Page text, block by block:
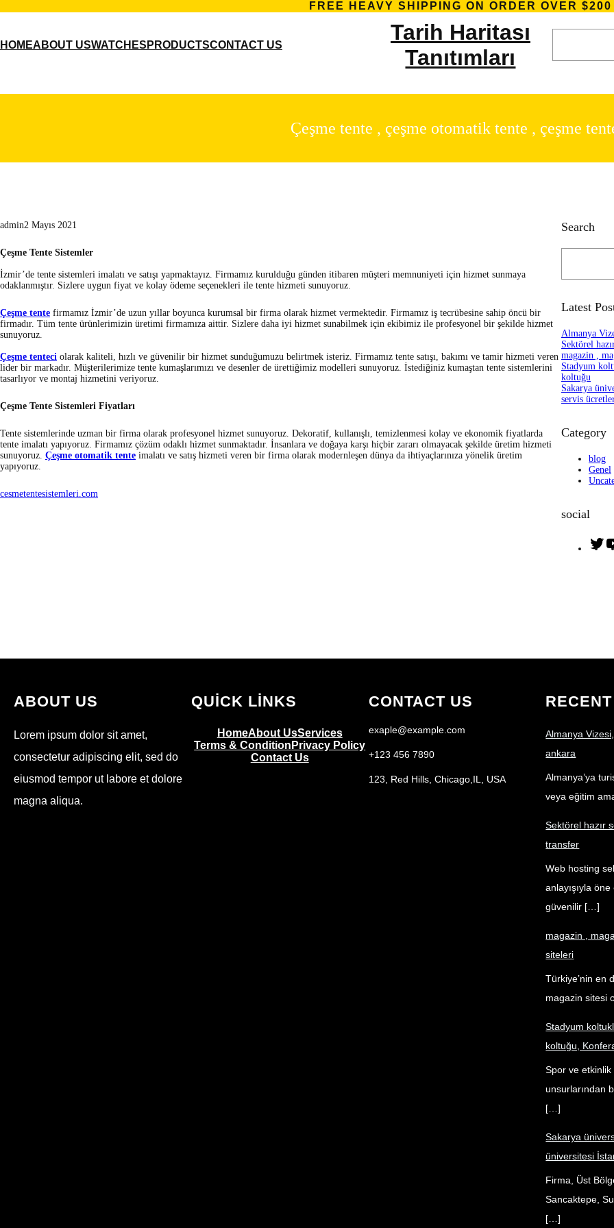
geç
FREE HEAVY SHIPPING ON ORDER OVER $200
HOMEABOUT USWATCHES PRODUCTSCONTACT US
Tarih Haritası
Tanıtımları
Çeşme tente , çeşme otomatik tente , çeşme
admin2 Mayıs 2021
Çeşme Tente Sistemler
İzmir’de tente sistemleri imalatı ve satışı yapmaktayız. Firmamız kurulduğu günden itibaren müşteri memnuniyeti için hizmet sunmaya
odaklanmıştır. Sizlere uygun fiyat ve kolay ödeme seçenekleri ile tente hizmeti sunuyoruz.
Çeşme tente firmamız İzmir’de uzun yıllar boyunca kurumsal bir firma olarak hizmet vermektedir. Firmamız iş tecrübesine sahip öncü bir
firmadır. Tüm tente ürünlerimizin üretimi firmamıza aittir. Sizlere daha iyi hizmet sunabilmek için ekibimiz ile profesyonel bir şekilde hizmet
sunuyoruz.
Çeşme tenteci olarak kaliteli, hızlı ve güvenilir bir hizmet sunduğumuzu belirtmek isteriz. Firmamız tente satışı, bakımı ve tamir hizmeti veren
lider bir markadır. Müşterilerimize tente kumaşlarımızı ve desenler de ürettiğimiz modelleri sunuyoruz. İstediğiniz kumaştan tente sistemlerini
tasarlıyor ve montaj hizmetini veriyoruz.
Çeşme Tente Sistemleri Fiyatları
Tente sistemlerinde uzman bir firma olarak profesyonel hizmet sunuyoruz. Dekoratif, kullanışlı, temizlenmesi kolay ve ekonomik fiyatlarda
tente imalatı yapıyoruz. Firmamız çözüm odaklı hizmet sunmaktadır. İnsanlara ve doğaya karşı hiçbir zararı olmayacak şekilde üretim hizmeti
sunuyoruz. Çeşme otomatik tente imalatı ve satış hizmeti veren bir firma olarak modernleşen dünya da ihtiyaçlarınıza yönelik üretim
yapıyoruz.
cesmetentesistemleri.com
Search
Latest
Almanya
Sektörel
magazin ,
Stadyum
koltuğu
Sakarya
servis
Category
blog
Genel
social
T
w
ABOUT US
Lorem ipsum dolor sit amet,
consectetur adipiscing elit, sed do
eiusmod tempor ut labore et dolore
magna aliqua.
QUICK LINKS
HomeAbout UsServices
Terms & Condition Privacy Policy
Contact Us
CONTACT US
exaple@example.com
+123 456 7890
123, Red Hills, Chicago,IL, USA
Almanya
ankara
Almanya’ya
veya eğitim
Sektörel hazır
transfer
Web hosting
anlayışıyla öne
güvenilir […]
magazin ,
siteleri
Türkiye’nin en
magazin sitesi
Stadyum
koltuğu,
Spor ve etkinlik
unsurlarından
[…]
Sakarya
üniversitesi
Firma, Üst
Sancaktepe,
[…]